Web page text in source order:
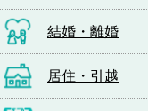
結婚・離婚
居住・引越